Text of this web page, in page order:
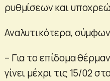
ρυθμίσεων και
Αναλυτικότερα,
– Για το επίδομα
γίνει μέχρι τις 15/02